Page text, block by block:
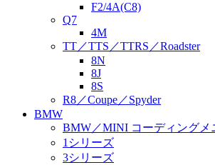
F2/4A(C8)
Q7
4M
TT／TTS／TTRS／Roadster
8N
8J
8S
R8／Coupe／Spyder
BMW
BMW／MINI コーディングメ
1シリーズ
3シリーズ